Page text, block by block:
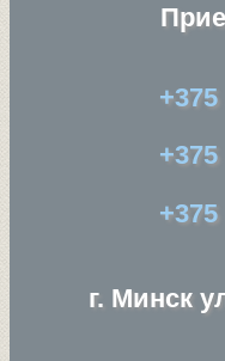
+375
+375
+375
г. Минск